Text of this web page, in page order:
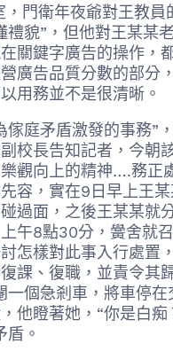
門衛年夜爺對王教員
禮貌”，但他對王某某
關鍵字廣告的操作，
廣告品質分數的部分
用務並不是很清晰。
庭矛盾激發的事務”
校長告知記者，今朝
觀向上的精神….務正
容，實在9日早上王
過面，之後王某某就
午8點30分，黌舍就
怎樣對此事入行處置
課、復職，並責令其
一個急剎車，將車停在
他瞪著她，“你是白痴
盾。